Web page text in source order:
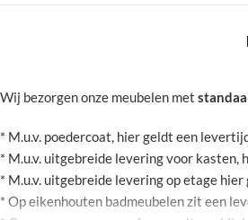
Wij bezorgen onze meubelen met
* M.u.v. poedercoat, hier geldt een
* M.u.v. uitgebreide levering voor kasten,
* M.u.v. uitgebreide levering op etage
* Op eikenhouten badmeubelen zit een